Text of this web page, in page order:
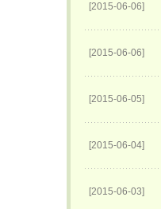
[2015-06-06]
[2015-06-06]
[2015-06-05]
[2015-06-04]
[2015-06-03]